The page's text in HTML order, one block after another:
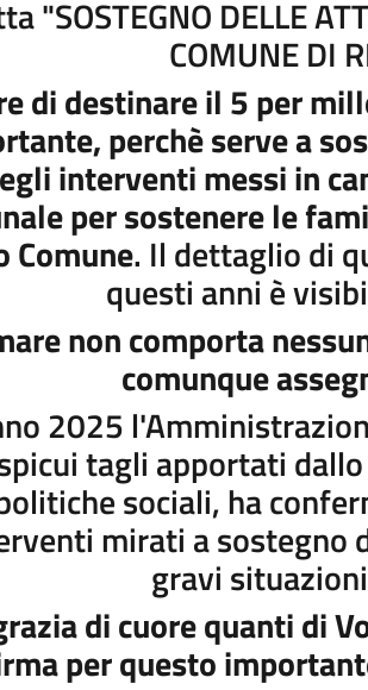
"SOSTEGNO DELLE
COMUNE DI
di destinare il 5 per
perchè serve a
interventi messi in
per sostenere le
Comune. Il dettaglio di
questi anni è
non comporta
comunque
2025
tagli apportati
sociali, ha
mirati a sostegno
gravi
di cuore quanti di
per questo